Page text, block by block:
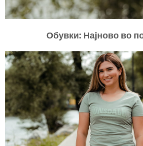
Обувки: Најново во